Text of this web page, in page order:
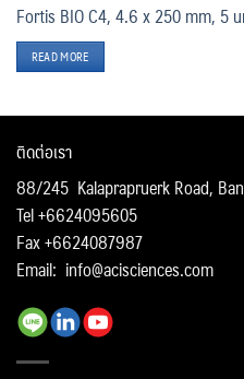
Fortis BIO C4, 4.6 x 250 mm, 5
READ MORE
ติดต่อเรา
88/245 Kalaprapruerk Road,
Tel +6624095605
Fax +6624087987
Email: info@acisciences.com